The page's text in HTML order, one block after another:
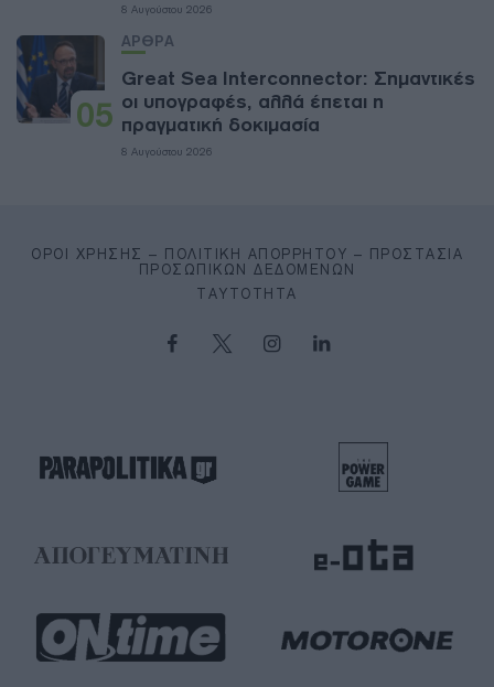
8 Αυγούστου 2026
05
ΑΡΘΡΑ
Great Sea Interconnector: Σημαντικές
οι υπογραφές, αλλά έπεται η
πραγματική δοκιμασία
8 Αυγούστου 2026
ΌΡΟΙ ΧΡΉΣΗΣ – ΠΟΛΙΤΙΚΉ ΑΠΟΡΡΉΤΟΥ – ΠΡΟΣΤΑΣΊΑ
ΠΡΟΣΩΠΙΚΏΝ ΔΕΔΟΜΈΝΩΝ
ΤΑΥΤΌΤΗΤΑ